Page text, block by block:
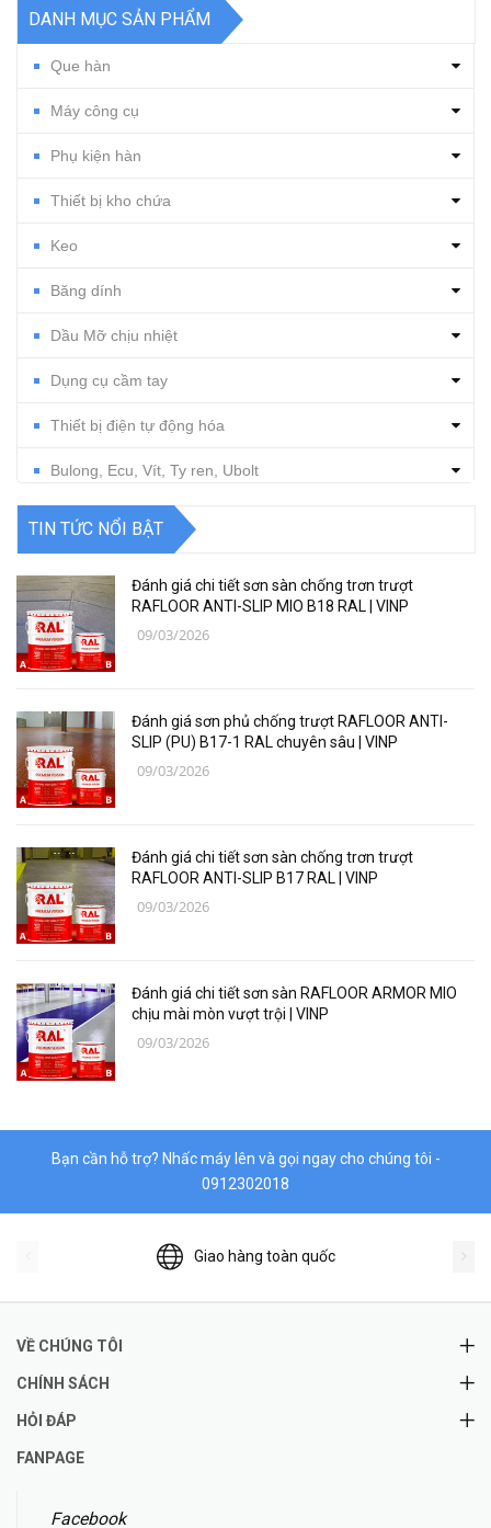
DANH MỤC SẢN PHẨM
Que hàn
Máy công cụ
Phụ kiện hàn
Thiết bị kho chứa
Keo
Băng dính
Dầu Mỡ chịu nhiệt
Dụng cụ cầm tay
Thiết bị điện tự động hóa
Bulong, Ecu, Vít, Ty ren, Ubolt
Dụng cụ cắt gọt
Thiết bị, vật tư điện nước
Thiết bị, vật tư điện lạnh
Thiết bị bảo hộ lao động
Thiết bị đo Mitutoyo
Dụng Cụ Ngành Hàng Không
Thiết Bị Niika
Linh, Phụ Kiện Công Nghiệp Nặng
Hóa chất
TIN TỨC NỔI BẬT
Đánh giá chi tiết sơn sàn chống trơn trượt
RAFLOOR ANTI-SLIP MIO B18 RAL | VINP
09/03/2026
Đánh giá sơn phủ chống trượt RAFLOOR ANTI-
SLIP (PU) B17-1 RAL chuyên sâu | VINP
09/03/2026
Đánh giá chi tiết sơn sàn chống trơn trượt
RAFLOOR ANTI-SLIP B17 RAL | VINP
09/03/2026
Đánh giá chi tiết sơn sàn RAFLOOR ARMOR MIO
chịu mài mòn vượt trội | VINP
09/03/2026
Bạn cần hỗ trợ? Nhấc máy lên và gọi ngay cho chúng tôi -
0912302018
Giao hàng toàn quốc
VỀ CHÚNG TÔI
CHÍNH SÁCH
HỎI ĐÁP
FANPAGE
Facebook